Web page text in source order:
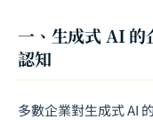
一、生成式 AI 的
認知
多數企業對生成式 AI